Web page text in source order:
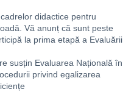
didactice pentru
Vă anunț că sunt peste
la prima etapă a Evaluării
susțin Evaluarea Națională în
privind egalizarea